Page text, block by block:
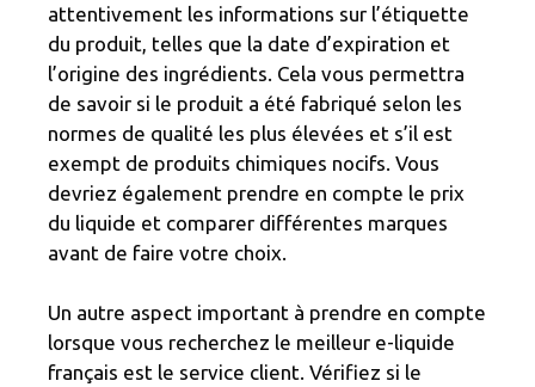
attentivement les informations sur l’étiquette
du produit, telles que la date d’expiration et
l’origine des ingrédients. Cela vous permettra
de savoir si le produit a été fabriqué selon les
normes de qualité les plus élevées et s’il est
exempt de produits chimiques nocifs. Vous
devriez également prendre en compte le prix
du liquide et comparer différentes marques
avant de faire votre choix.
Un autre aspect important à prendre en compte
lorsque vous recherchez le meilleur e-liquide
français est le service client. Vérifiez si le